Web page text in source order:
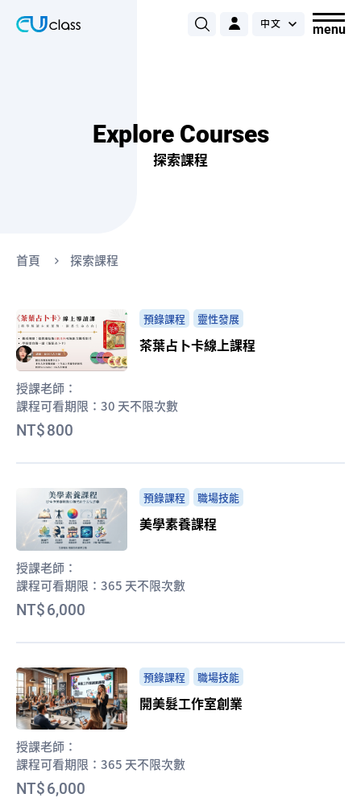
Explore Courses
探索課程
首頁 探索課程
預錄課程 靈性發展
茶葉占卜卡線上課程
授課老師：
課程可看期限： 30 天不限次數
800
預錄課程 職場技能
美學素養課程
授課老師：
課程可看期限： 365 天不限次數
6,000
預錄課程 職場技能
開美髮工作室創業
授課老師：
課程可看期限： 365 天不限次數
6,000